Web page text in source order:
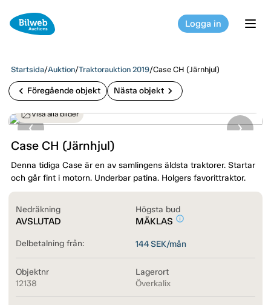
Logga in
Startsida/Auktion/Traktorauktion 2019/Case CH (Järnhjul)
chevron_left Föregående objekt Nästa objekt chevron_right
Visa alla bilder
Case CH (Järnhjul)
Denna tidiga Case är en av samlingens äldsta traktorer. Startar
och går fint i motorn. Underbar patina. Holgers favorittraktor.
Nedräkning
AVSLUTAD
Högsta bud
MÄKLAS info_outline
Delbetalning från: 144SEK/mån
Objektnr
12138
Lagerort
Överkalix